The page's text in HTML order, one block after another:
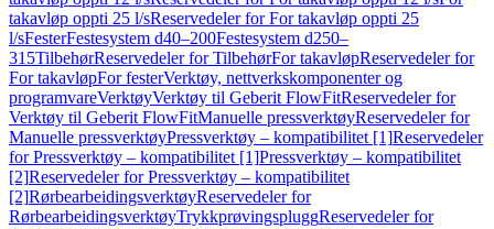
takavløp oppti 25 l/sReservedeler for For takavløp oppti 25
l/sFesterFestesystem d40–200Festesystem d250–
315TilbehørReservedeler for TilbehørFor takavløpReservedeler for
For takavløpFor festerVerktøy, nettverkskomponenter og
programvareVerktøyVerktøy til Geberit FlowFitReservedeler for
Verktøy til Geberit FlowFitManuelle pressverktøyReservedeler for
Manuelle pressverktøyPressverktøy – kompatibilitet [1]Reservedeler
for Pressverktøy – kompatibilitet [1]Pressverktøy – kompatibilitet
[2]Reservedeler for Pressverktøy – kompatibilitet
[2]RørbearbeidingsverktøyReservedeler for
RørbearbeidingsverktøyTrykkprøvingspluggReservedeler for